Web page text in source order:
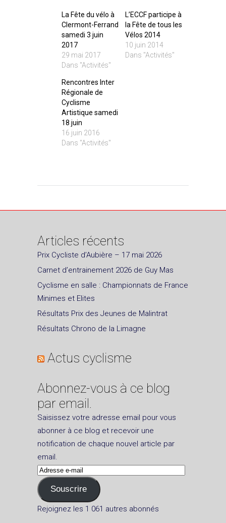
La Fête du vélo à
Clermont-Ferrand
samedi 3 juin
2017
29 mai 2017
Dans "Activités"
L’ECCF participe à
la Fête de tous les
Vélos 2014
10 juin 2014
Dans "Activités"
Rencontres Inter
Régionale de
Cyclisme
Artistique samedi
18 juin
16 juin 2016
Dans "Activités"
Articles récents
Prix Cycliste d’Aubière – 17 mai 2026
Carnet d’entrainement 2026 de Guy Mas
Cyclisme en salle : Championnats de France
Minimes et Elites
Résultats Prix des Jeunes de Malintrat
Résultats Chrono de la Limagne
Actus cyclisme
Abonnez-vous à ce blog
par email.
Saisissez votre adresse email pour vous
abonner à ce blog et recevoir une
notification de chaque nouvel article par
email.
Adresse
e-
mail
Souscrire
Rejoignez les 1 061 autres abonnés